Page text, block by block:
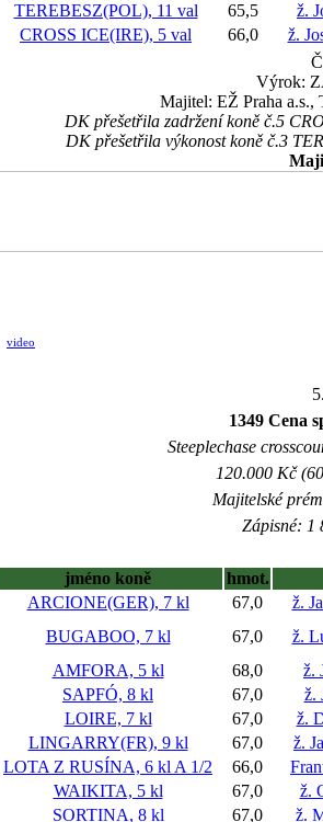
TEREBESZ(POL), 11 val 65,5
ž.
CROSS ICE(IRE), 5 val 66,0
ž.
Výrok:
Majitel: EŽ Praha a.s.,
DK přešetřila zadržení koně č.5
DK přešetřila výkonost koně č.3
video
1349 Cena
Steeplechase
120.000 Kč
Majitelské
Zápisné: 1
jméno koně
hmot.
ARCIONE(GER), 7 kl 67,0
ž.
BUGABOO, 7 kl 67,0
ž.
AMFORA, 5 kl 68,0
ž.
SAPFÓ, 8 kl 67,0
ž.
LOIRE, 7 kl 67,0
ž.
LINGARRY(FR), 9 kl 67,0
ž.
LOTA Z RUSÍNA, 6 kl A 1/2 66,0
WAIKITA, 5 kl 67,0
ž.
SORTINA, 8 kl 67,0 ž.